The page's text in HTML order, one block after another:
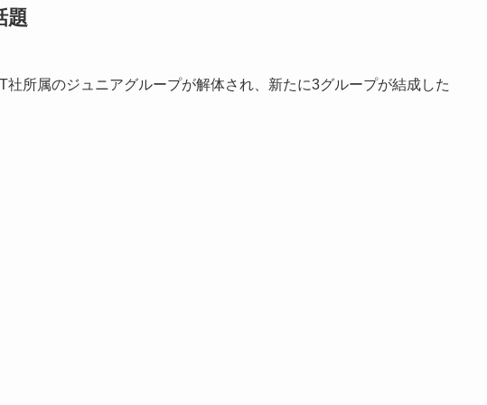
題
所属のジュニアグループが解体され、新たに3グループが結成した